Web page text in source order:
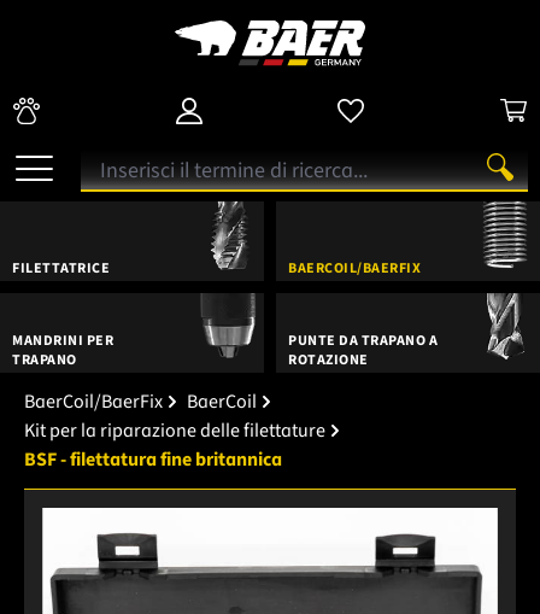
FILETTATRICE BAERCOIL/BAERFIX
MANDRINI PER
TRAPANO
PUNTE DA TRAPANO A
ROTAZIONE
BaerCoil/BaerFix
BaerCoil
Kit per la riparazione delle filettature
BSF - filettatura fine britannica